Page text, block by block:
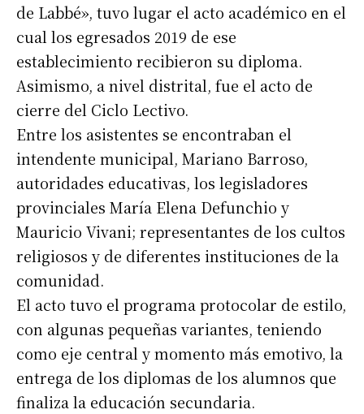
de Labbé», tuvo lugar el acto académico en el
cual los egresados 2019 de ese
establecimiento recibieron su diploma.
Asimismo, a nivel distrital, fue el acto de
cierre del Ciclo Lectivo.
Entre los asistentes se encontraban el
intendente municipal, Mariano Barroso,
autoridades educativas, los legisladores
provinciales María Elena Defunchio y
Mauricio Vivani; representantes de los cultos
religiosos y de diferentes instituciones de la
comunidad.
El acto tuvo el programa protocolar de estilo,
con algunas pequeñas variantes, teniendo
como eje central y momento más emotivo, la
entrega de los diplomas de los alumnos que
finaliza la educación secundaria.